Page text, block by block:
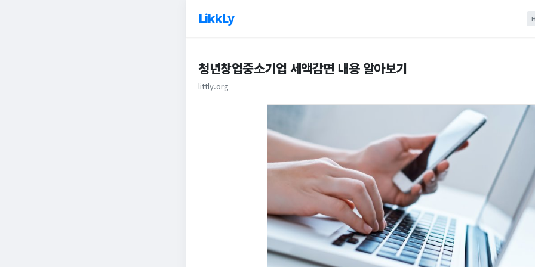
LikkLy
청년창업중소기업 세액감면 내용 알아보기
littly.org